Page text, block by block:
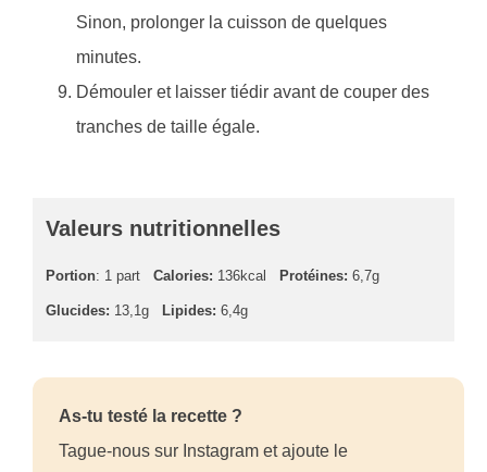
Sinon, prolonger la cuisson de quelques
minutes.
Démouler et laisser tiédir avant de couper des
tranches de taille égale.
Valeurs nutritionnelles
Portion: 1 part Calories: 136kcal Protéines: 6,7g
Glucides: 13,1g Lipides: 6,4g
As-tu testé la recette ?
Tague-nous sur Instagram et ajoute le